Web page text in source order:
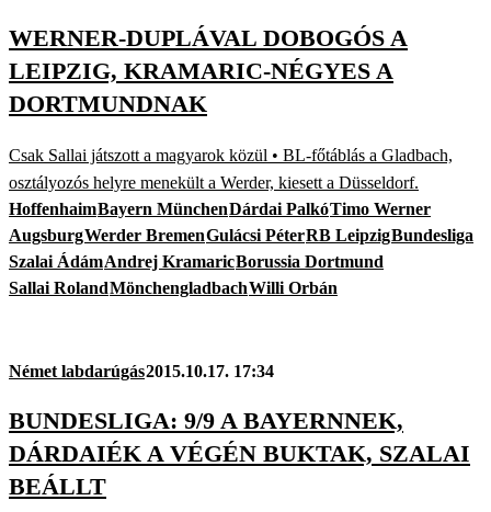
WERNER-DUPLÁVAL DOBOGÓS A
LEIPZIG, KRAMARIC-NÉGYES A
DORTMUNDNAK
Csak Sallai játszott a magyarok közül • BL-főtáblás a Gladbach,
osztályozós helyre menekült a Werder, kiesett a Düsseldorf.
HoffenhaimBayern MünchenDárdai PalkóTimo Werner
AugsburgWerder BremenGulácsi PéterRB LeipzigBundesliga
Szalai ÁdámAndrej KramaricBorussia Dortmund
Sallai RolandMönchengladbachWilli Orbán
Német labdarúgás2015.10.17. 17:34
BUNDESLIGA: 9/9 A BAYERNNEK,
DÁRDAIÉK A VÉGÉN BUKTAK, SZALAI
BEÁLLT